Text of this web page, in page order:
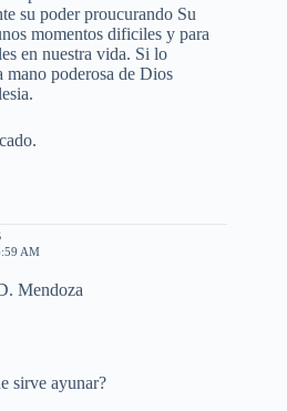
su poder proucurando Su
momentos dificiles y para
en nuestra vida. Si lo
mano poderosa de Dios
AM
Mendoza
sirve ayunar?